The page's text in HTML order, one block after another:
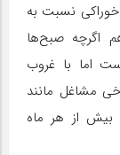
نسبت به
اگرچه صبح‌ها
اما با غروب
مشاغل مانند
از هر ماه